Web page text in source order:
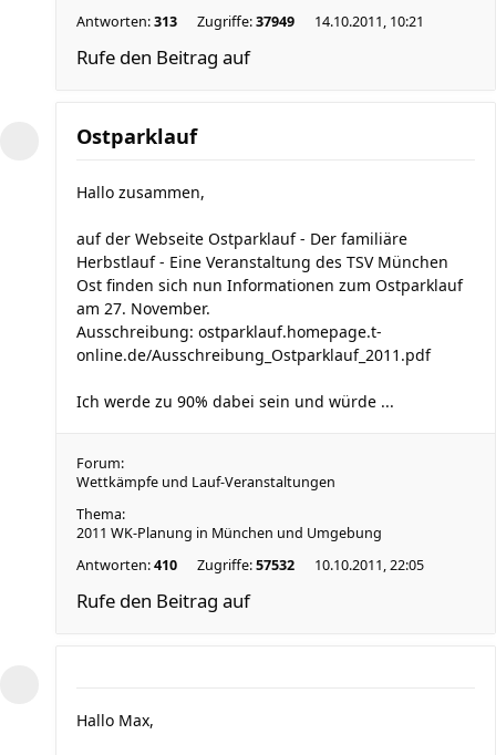
Antworten:313 Zugriffe:37949 14.10.2011, 10:21
Rufe den Beitrag auf
Ostparklauf
Hallo zusammen,
auf der Webseite Ostparklauf - Der familiäre
Herbstlauf - Eine Veranstaltung des TSV München
Ost finden sich nun Informationen zum Ostparklauf
am 27. November.
Ausschreibung: ostparklauf.homepage.t-
online.de/Ausschreibung_Ostparklauf_2011.pdf
Ich werde zu 90% dabei sein und würde ...
Forum:
Wettkämpfe und Lauf-Veranstaltungen
Thema:
2011 WK-Planung in München und Umgebung
Antworten:410 Zugriffe:57532 10.10.2011, 22:05
Rufe den Beitrag auf
Hallo Max,